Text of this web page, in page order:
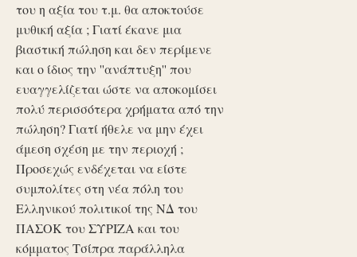
του η αξία του τ.μ. θα αποκτούσε
μυθική αξία ; Γιατί έκανε μια
βιαστική πώληση και δεν περίμενε
και ο ίδιος την ''ανάπτυξη'' που
ευαγγελίζεται ώστε να αποκομίσει
πολύ περισσότερα χρήματα από την
πώληση? Γιατί ήθελε να μην έχει
άμεση σχέση με την περιοχή ;
Προσεχώς ενδέχεται να είστε
συμπολίτες στη νέα πόλη του
Ελληνικού πολιτικοί της ΝΔ του
ΠΑΣΟΚ του ΣΥΡΙΖΑ και του
κόμματος Τσίπρα παράλληλα